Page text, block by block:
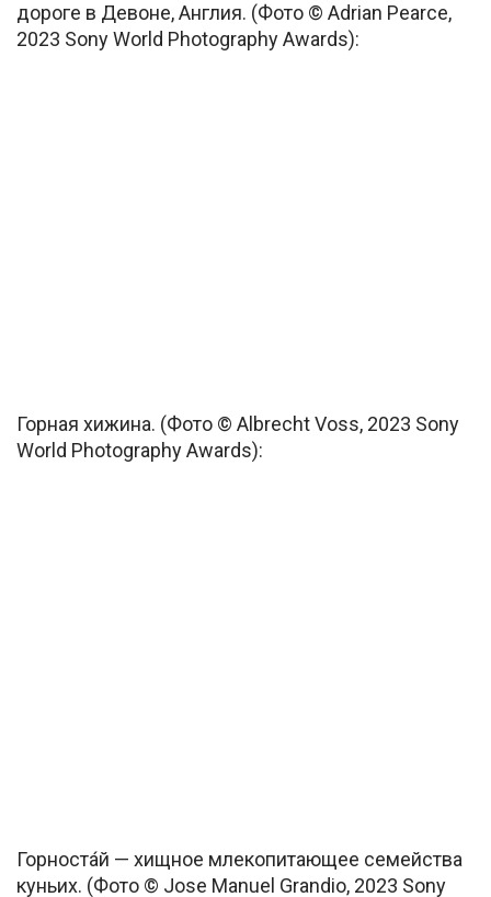
дороге в Девоне, Англия. (Фото © Adrian Pearce,
2023 Sony World Photography Awards):
Горная хижина. (Фото © Albrecht Voss, 2023 Sony
World Photography Awards):
Горноста́й — хищное млекопитающее семейства
куньих. (Фото © Jose Manuel Grandio, 2023 Sony